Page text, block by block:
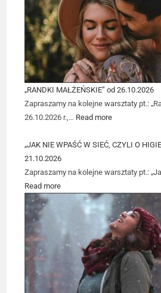
„RANDKI MAŁŻEŃSKIE” od 26.10.2026
Zapraszamy na kolejne warsztaty pt.:
26.10.2026 r.,… Read more
„JAK NIE WPAŚĆ W SIEĆ, CZYLI O
21.10.2026
Zapraszamy na kolejne warsztaty pt.:
Read more